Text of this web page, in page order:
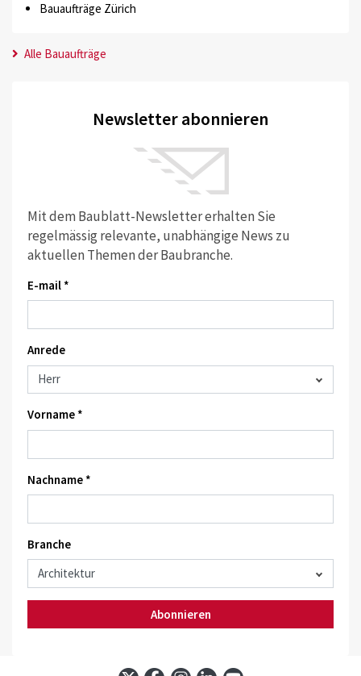
Bauaufträge Zürich
Alle Bauaufträge
Newsletter abonnieren
Mit dem Baublatt-Newsletter erhalten Sie
regelmässig relevante, unabhängige News zu
aktuellen Themen der Baubranche.
E-mail *
Anrede
Vorname *
Nachname *
Branche
Abonnieren